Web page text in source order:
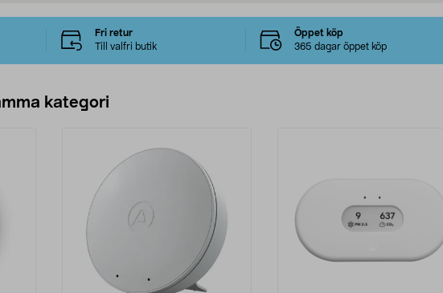
Fri retur
Till valfri butik
Öppet köp
365 dagar öppet köp
kategori